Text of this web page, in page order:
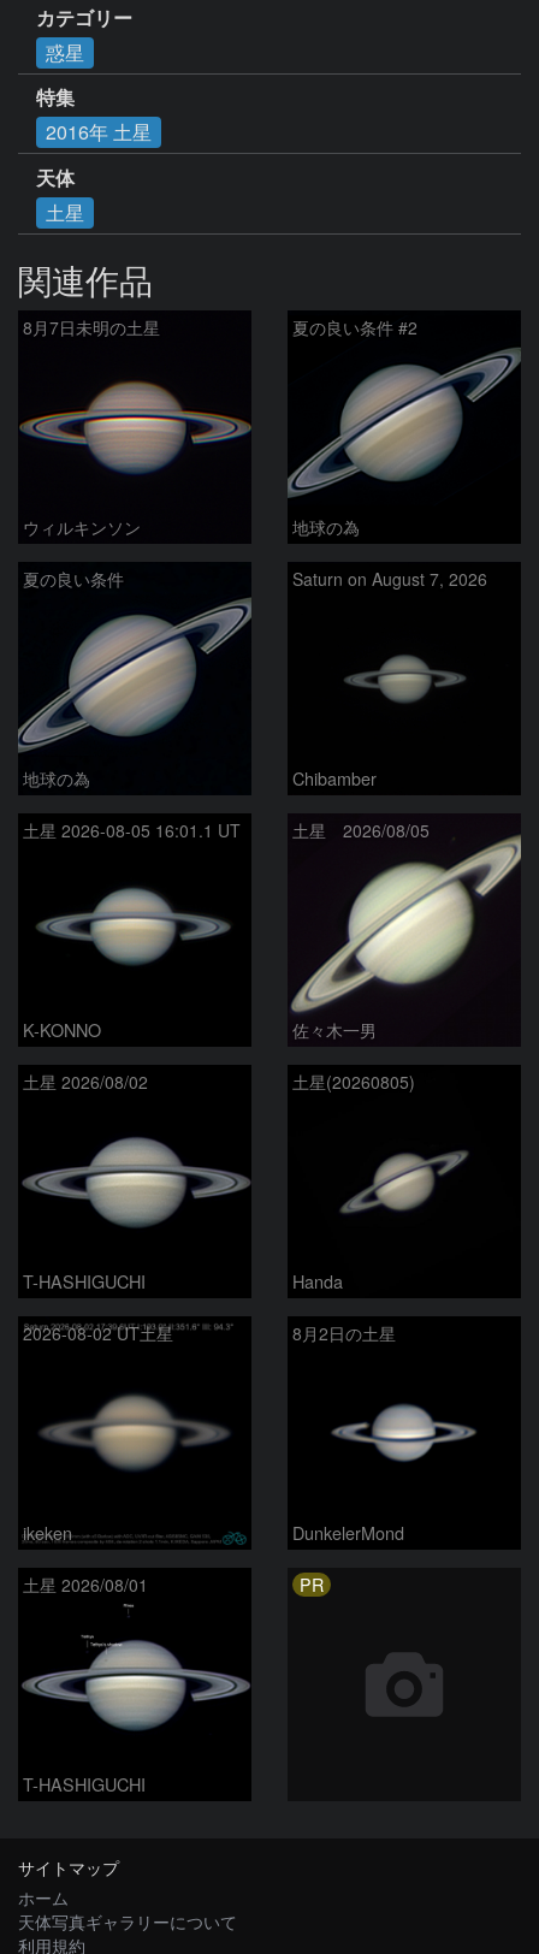
カテゴリー
惑星
特集
2016年 土星
天体
土星
関連作品
8月7日未明の土星
ウィルキンソン
夏の良い条件 #2
地球の為
夏の良い条件
地球の為
Saturn on August 7, 2026
Chibamber
土星 2026-08-05 16:01.1 UT
K-KONNO
土星 2026/08/05
佐々木一男
土星 2026/08/02
T-HASHIGUCHI
土星(20260805)
Handa
2026-08-02 UT土星
ikeken
8月2日の土星
DunkelerMond
土星 2026/08/01
T-HASHIGUCHI
PR
サイトマップ
ホーム
天体写真ギャラリーについて
利用規約